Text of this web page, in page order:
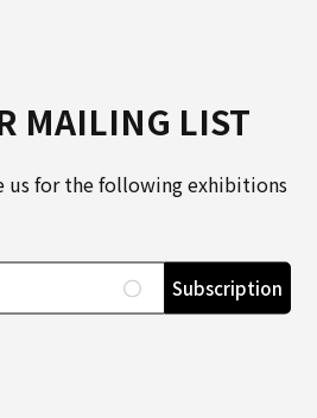
MAILING LIST
us for the following exhibitions
Subscription